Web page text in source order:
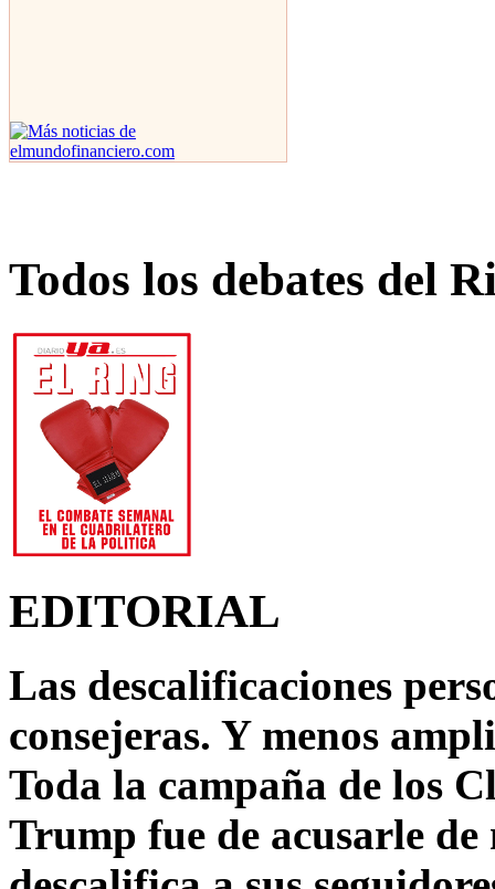
Todos los debates del
EDITORIAL
Las descalificaciones
consejeras. Y menos
Toda la campaña de los
Trump fue de acusarle